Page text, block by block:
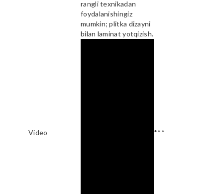
rangli texnikadan
foydalanishingiz
mumkin; plitka dizayni
bilan laminat yotqizish.
Video ***